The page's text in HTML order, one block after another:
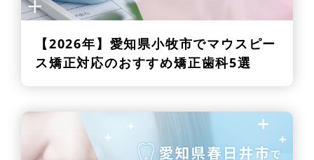
【2026年】 愛知県小牧市でマウスピー
ス矯正対応のおすすめ矯正歯科5選